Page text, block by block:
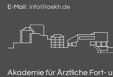
E-Mail: info@laekh.de
Akademie für Ärztliche Fort-